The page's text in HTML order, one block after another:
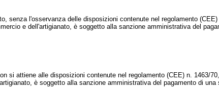
l'osservanza delle disposizioni contenute nel regolamento
e dell'artigianato, è soggetto alla sanzione amministrativa del
attiene alle disposizioni contenute nel regolamento (CEE) n. 1463/
è soggetto alla sanzione amministrativa del pagamento di una